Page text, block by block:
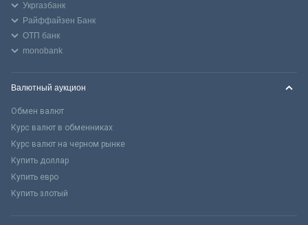
Укргазбанк
Райффайзен Банк
ОТП банк
monobank
Валютный аукцион
Обмен валют
Курс валют в обменниках
Курс валют на черном рынке
Купить доллар
Купить евро
Купить злотый